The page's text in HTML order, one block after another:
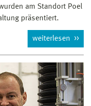
am Standort Poel
präsentiert.
weiterlesen